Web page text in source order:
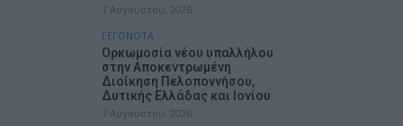
7 Αυγούστου, 2026
ΓΕΓΟΝΟΤΑ
Ορκωμοσία νέου υπαλλήλου
στην Αποκεντρωμένη
Διοίκηση Πελοποννήσου,
Δυτικής Ελλάδας και Ιονίου
7 Αυγούστου, 2026